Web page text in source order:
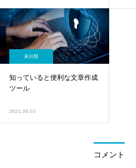
未分類
知っていると便利な文章作成
ツール
2021.09.03
コメント